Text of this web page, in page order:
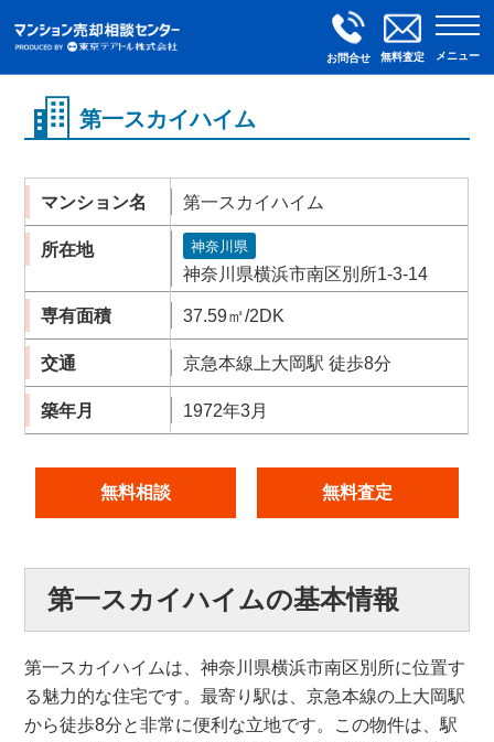
お問合せ 無料査定 メニュー
第一スカイハイム
マンション名 第一スカイハイム
所在地 神奈川県
神奈川県横浜市南区別所1-3-14
専有面積 37.59㎡/2DK
交通 京急本線上大岡駅 徒歩8分
築年月 1972年3月
無料相談 無料査定
第一スカイハイムの基本情報
第一スカイハイムは、神奈川県横浜市南区別所に位置す
る魅力的な住宅です。最寄り駅は、京急本線の上大岡駅
から徒歩8分と非常に便利な立地です。この物件は、駅